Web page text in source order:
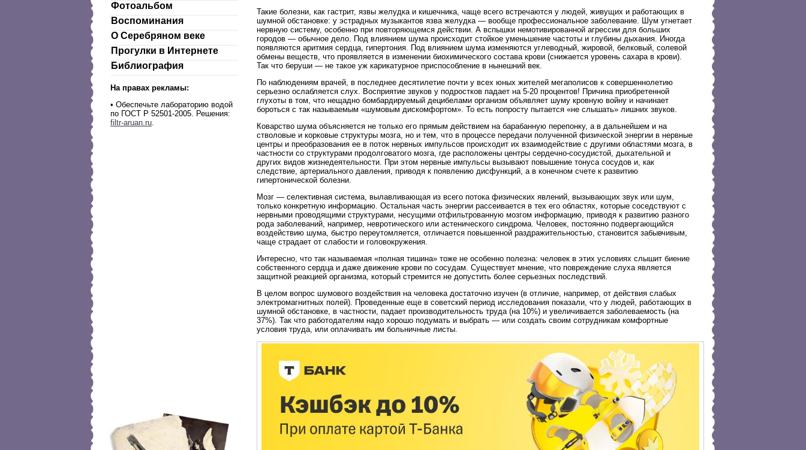
Фотоальбом
Воспоминания
О Серебряном веке
Прогулки в Интернете
Библиография
На правах рекламы:
• Обеспечьте лабораторию водой
по ГОСТ Р 52501-2005. Решения:
filtr-aruan.ru.
Такие болезни, как гастрит, язвы желудка и кишечника, чаще всего встречаются у людей, живущих и работающих в
шумной обстановке: у эстрадных музыкантов язва желудка — вообще профессиональное заболевание. Шум угнетает
нервную систему, особенно при повторяющемся действии. А вспышки немотивированной агрессии для больших
городов — обычное дело. Под влиянием шума происходит стойкое уменьшение частоты и глубины дыхания. Иногда
появляются аритмия сердца, гипертония. Под влиянием шума изменяются углеводный, жировой, белковый, солевой
обмены веществ, что проявляется в изменении биохимического состава крови (снижается уровень сахара в крови).
Так что беруши — не такое уж карикатурное приспособление в нынешний век.
По наблюдениям врачей, в последнее десятилетие почти у всех юных жителей мегаполисов к совершеннолетию
серьезно ослабляется слух. Восприятие звуков у подростков падает на 5-20 процентов! Причина приобретенной
глухоты в том, что нещадно бомбардируемый децибелами организм объявляет шуму кровную войну и начинает
бороться с так называемым «шумовым дискомфортом». То есть попросту пытается «не слышать» лишних звуков.
Коварство шума объясняется не только его прямым действием на барабанную перепонку, а в дальнейшем и на
стволовые и корковые структуры мозга, но и тем, что в процессе передачи полученной физической энергии в нервные
центры и преобразования ее в поток нервных импульсов происходит их взаимодействие с другими областями мозга, в
частности со структурами продолговатого мозга, где расположены центры сердечно-сосудистой, дыхательной и
других видов жизнедеятельности. При этом нервные импульсы вызывают повышение тонуса сосудов и, как
следствие, артериального давления, приводя к появлению дисфункций, а в конечном счете к развитию
гипертонической болезни.
Мозг — селективная система, вылавливающая из всего потока физических явлений, вызывающих звук или шум,
только конкретную информацию. Остальная часть энергии рассеивается в тех его областях, которые соседствуют с
нервными проводящими структурами, несущими отфильтрованную мозгом информацию, приводя к развитию разного
рода заболеваний, например, невротического или астенического синдрома. Человек, постоянно подвергающийся
воздействию шума, быстро переутомляется, отличается повышенной раздражительностью, становится забывчивым,
чаще страдает от слабости и головокружения.
Интересно, что так называемая «полная тишина» тоже не особенно полезна: человек в этих условиях слышит биение
собственного сердца и даже движение крови по сосудам. Существует мнение, что повреждение слуха является
защитной реакцией организма, который стремится не допустить более серьезных последствий.
В целом вопрос шумового воздействия на человека достаточно изучен (в отличие, например, от действия слабых
электромагнитных полей). Проведенные еще в советский период исследования показали, что у людей, работающих в
шумной обстановке, в частности, падает производительность труда (на 10%) и увеличивается заболеваемость (на
37%). Так что работодателям надо хорошо подумать и выбрать — или создать своим сотрудникам комфортные
условия труда, или оплачивать им больничные листы.